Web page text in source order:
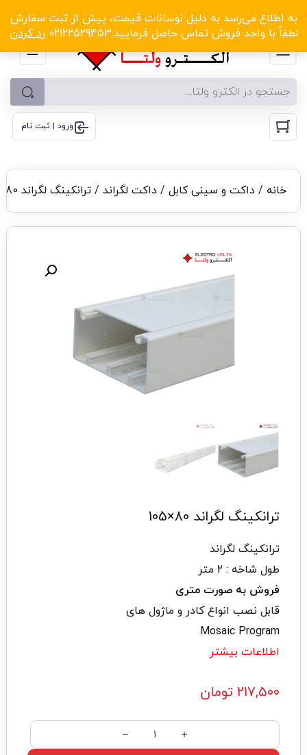
به اطلاع می‌رسد به دلیل نوسانات قیمت، پیش از ثبت سفارش
لطفاً با واحد فروش تماس حاصل فرمایید.02122529453
رد کردن
الکترو ولتا با تخفیف‌های شگفت‌انگیز! کلیک کنید
ورود | ثبت نام
خانه / داکت و سینی کابل/ داکت لگراند/ ترانکینگ لگراند 80×105
ترانکینگ لگراند 80×105
ترانکینگ لگراند
طول شاخه : 2 متر
فروش به صورت متری
قابل نصب انواع کادر و ماژول های
Mosaic Program
اطلاعات بیشتر
۲۱۷,۵۰۰ تومان